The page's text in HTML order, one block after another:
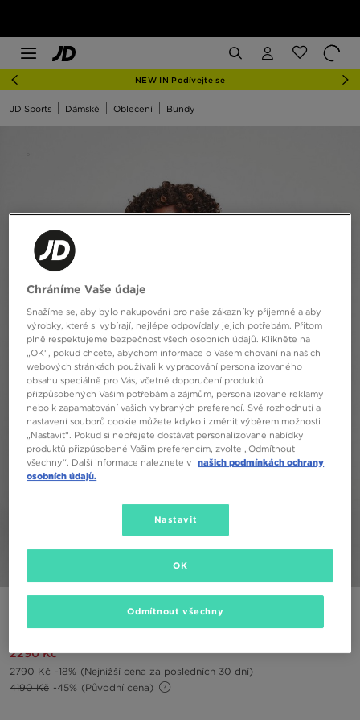
NEW IN Podívejte se
JD Sports Dámské Oblečení Bundy
COLUMBIA BUNDA ZIMNÍ PIKE LAKE II CROPPED JACKET
2290 Kč
2790 Kč -18%
(Nejnižší cena za posledních 30 dní)
4190 Kč -45% (Původní cena)
Chráníme Vaše údaje
Snažíme se, aby bylo nakupování pro naše zákazníky příjemné a aby
výrobky, které si vybírají, nejlépe odpovídaly jejich potřebám. Přitom
plně respektujeme bezpečnost všech osobních údajů. Klikněte na
„OK“, pokud chcete, abychom informace o Vašem chování na našich
webových stránkách používali k vypracování personalizovaného
obsahu speciálně pro Vás, včetně doporučení produktů
přizpůsobených Vašim potřebám a zájmům, personalizované reklamy
nebo k zapamatování vašich vybraných preferencí. Své rozhodnutí a
nastavení souborů cookie můžete kdykoli změnit výběrem možnosti
„Nastavit“. Pokud si nepřejete dostávat personalizované nabídky
produktů přizpůsobené Vašim preferencím, zvolte „Odmítnout
všechny“. Další informace naleznete v našich podmínkách ochrany
osobních údajů.
Nastavit
Odmítnout všechny
OK